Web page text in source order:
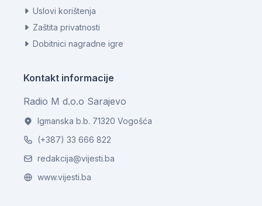
Uslovi korištenja
Zaštita privatnosti
Dobitnici nagradne igre
Kontakt informacije
Radio M d.o.o Sarajevo
Igmanska b.b. 71320 Vogošća
(+387) 33 666 822
redakcija@vijesti.ba
www.vijesti.ba